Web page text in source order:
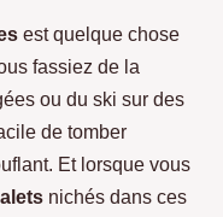
est quelque chose
fassiez de la
ou du ski sur des
de tomber
Et lorsque vous
nichés dans ces